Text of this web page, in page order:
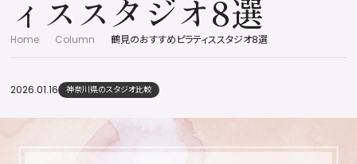
ィススタジオ8選
Home Column 鶴見のおすすめピラティススタジオ8選
2026.01.16 神奈川県のスタジオ比較